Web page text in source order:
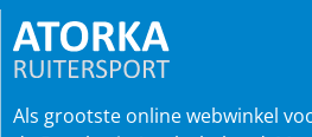
Als grootste online webwinkel